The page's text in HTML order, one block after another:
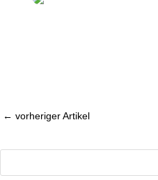
←vorheriger Artikel